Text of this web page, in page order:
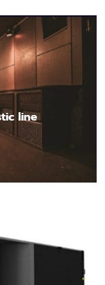
line